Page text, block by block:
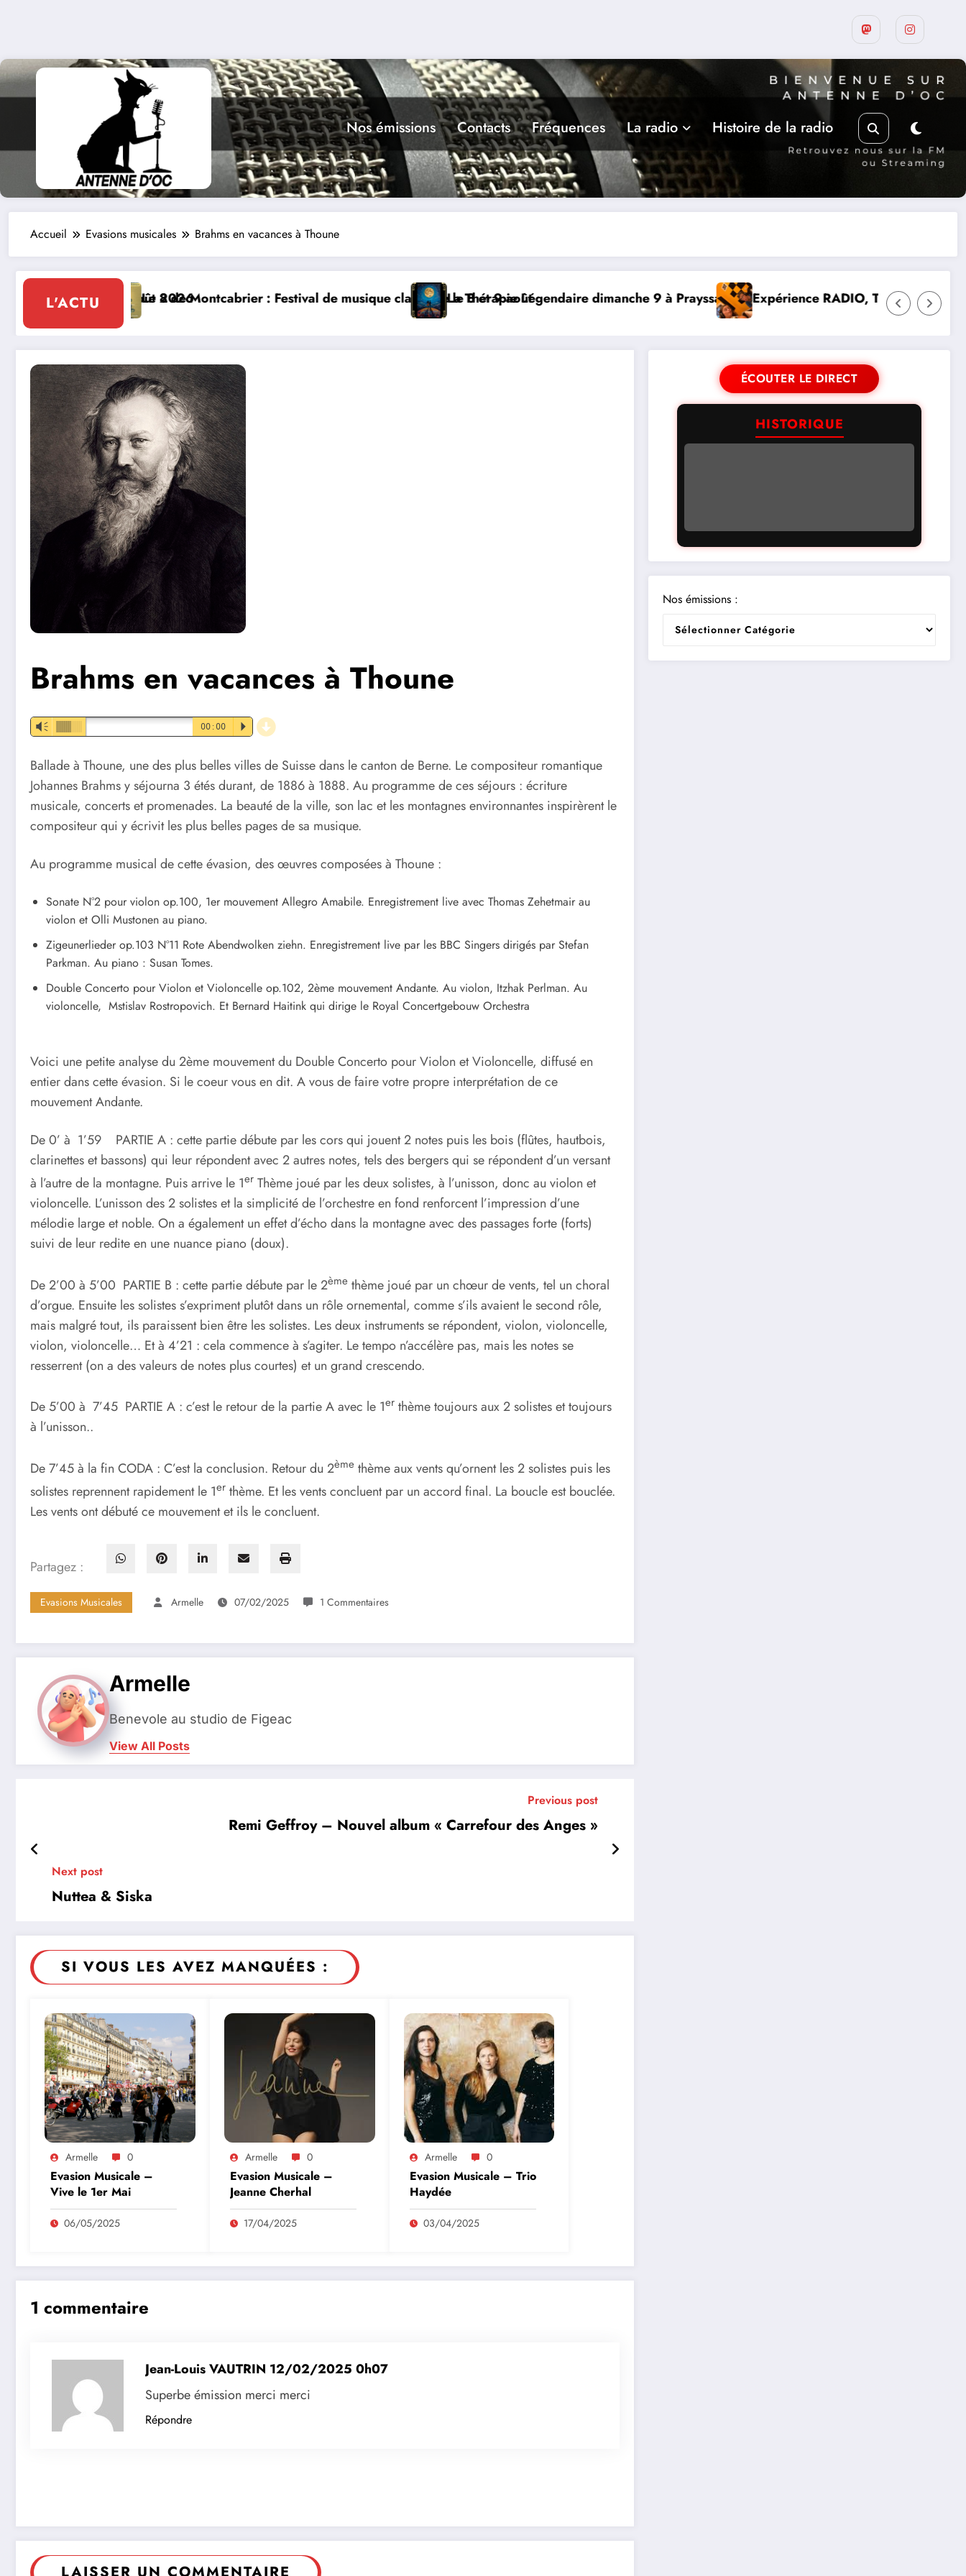
Nos émissions Contacts Fréquences La radio Histoire de la radio
Accueil Evasions musicales Brahms en vacances à Thoune
L'ACTU
: Festival de musique classique le 8 et 9 aoûtLa Thérapie Légendaire dimanche 9 à Prayssac Expérience RADIO, Thibault et Lou-Anne d’OlmetoSuite de la
Brahms en vacances à Thoune
Vm 00:00 P d
Ballade à Thoune, une des plus belles villes de Suisse dans le canton de Berne. Le compositeur romantique
Johannes Brahms y séjourna 3 étés durant, de 1886 à 1888. Au programme de ces séjours : écriture
musicale, concerts et promenades. La beauté de la ville, son lac et les montagnes environnantes inspirèrent le
compositeur qui y écrivit les plus belles pages de sa musique.
Au programme musical de cette évasion, des œuvres composées à Thoune :
Sonate N°2 pour violon op.100, 1er mouvement Allegro Amabile. Enregistrement live avec Thomas Zehetmair au
violon et Olli Mustonen au piano.
Zigeunerlieder op.103 N°11 Rote Abendwolken ziehn. Enregistrement live par les BBC Singers dirigés par Stefan
Parkman. Au piano : Susan Tomes.
Double Concerto pour Violon et Violoncelle op.102, 2ème mouvement Andante. Au violon, Itzhak Perlman. Au
violoncelle, Mstislav Rostropovich. Et Bernard Haitink qui dirige le Royal Concertgebouw Orchestra
Voici une petite analyse du 2ème mouvement du Double Concerto pour Violon et Violoncelle, diffusé en
entier dans cette évasion. Si le coeur vous en dit. A vous de faire votre propre interprétation de ce
mouvement Andante.
De 0’ à 1’59 PARTIE A : cette partie débute par les cors qui jouent 2 notes puis les bois (flûtes, hautbois,
clarinettes et bassons) qui leur répondent avec 2 autres notes, tels des bergers qui se répondent d’un versant
à l’autre de la montagne. Puis arrive le 1er Thème joué par les deux solistes, à l’unisson, donc au violon et
violoncelle. L’unisson des 2 solistes et la simplicité de l’orchestre en fond renforcent l’impression d’une
mélodie large et noble. On a également un effet d’écho dans la montagne avec des passages forte (forts)
suivi de leur redite en une nuance piano (doux).
De 2’00 à 5’00 PARTIE B : cette partie débute par le 2ème thème joué par un chœur de vents, tel un choral
d’orgue. Ensuite les solistes s’expriment plutôt dans un rôle ornemental, comme s’ils avaient le second rôle,
mais malgré tout, ils paraissent bien être les solistes. Les deux instruments se répondent, violon, violoncelle,
violon, violoncelle… Et à 4’21 : cela commence à s’agiter. Le tempo n’accélère pas, mais les notes se
resserrent (on a des valeurs de notes plus courtes) et un grand crescendo.
De 5’00 à 7’45 PARTIE A : c’est le retour de la partie A avec le 1er thème toujours aux 2 solistes et toujours
à l’unisson..
De 7’45 à la fin CODA : C’est la conclusion. Retour du 2ème thème aux vents qu’ornent les 2 solistes puis les
solistes reprennent rapidement le 1er thème. Et les vents concluent par un accord final. La boucle est bouclée.
Les vents ont débuté ce mouvement et ils le concluent.
Partagez :
Evasions Musicales Armelle 07/02/2025 1 Commentaires
Armelle
Benevole au studio de Figeac
View All Posts
Previous post
Remi Geffroy – Nouvel album « Carrefour des Anges »
Next post
Nuttea & Siska
SI VOUS LES AVEZ MANQUÉES :
Armelle 0
Evasion Musicale –
Vive le 1er Mai
06/05/2025
Armelle 0
Evasion Musicale –
Jeanne Cherhal
17/04/2025
Armelle 0
Evasion Musicale – Trio
Haydée
03/04/2025
1 commentaire
Jean-Louis VAUTRIN 12/02/2025 0h07
Superbe émission merci merci
Répondre
LAISSER UN COMMENTAIRE
ÉCOUTER LE DIRECT
HISTORIQUE
Nos émissions :